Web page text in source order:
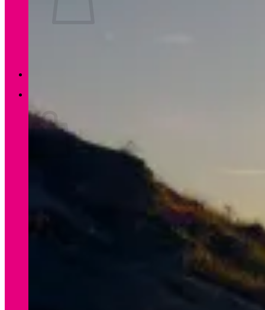
Es befinden sich keine Produkte im Warenkorb.